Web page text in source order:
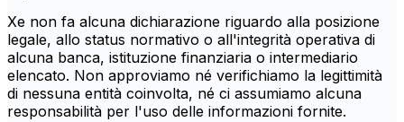
Xe non fa alcuna dichiarazione riguardo alla posizione
legale, allo status normativo o all'integrità operativa di
alcuna banca, istituzione finanziaria o intermediario
elencato. Non approviamo né verifichiamo la legittimità
di nessuna entità coinvolta, né ci assumiamo alcuna
responsabilità per l'uso delle informazioni fornite.